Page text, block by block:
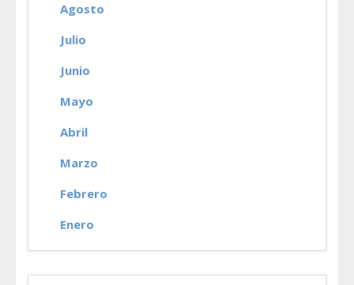
Agosto
Julio
Junio
Mayo
Abril
Marzo
Febrero
Enero